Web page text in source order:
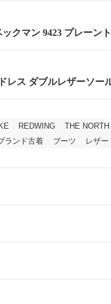
クマン 9423 プレーン
レス ダブルレザーソー
REDWING THE NORTH
ランド古着 ブーツ レザー